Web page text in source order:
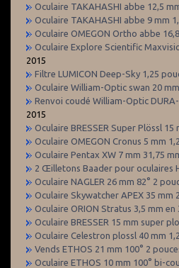
Oculaire TAKAHASHI abbe 12,5
Oculaire TAKAHASHI abbe 9 mm
Oculaire OMEGON Ortho abbe
Oculaire Explore Scientific
2015
Filtre LUMICON Deep-Sky 1,25
Oculaire William-Optic swan 20
Renvoi coudé William-Optic
2015
Oculaire BRESSER Super Plössl 15
Oculaire OMEGON Cronus 5 mm
Oculaire Pentax XW 7 mm 31,75
2 Œilletons Baader pour oculaires
Oculaire NAGLER 26 mm 82° 2
Oculaire Skywatcher APEX 35 mm
Oculaire ORION Stratus 3,5 mm en
Oculaire BRESSER 15 mm super
Oculaire Celestron plossl 40 mm
Vends ETHOS 21 mm 100° 2
Oculaire ETHOS 10 mm 100° bi-